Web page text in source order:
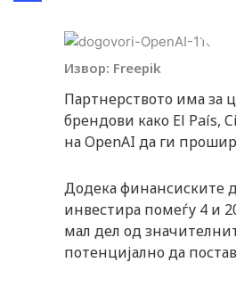
Извор: Freepik
Партнерството има за
брендови како El País,
на OpenAI да ги
Додека финансиските
инвестира помеѓу 4 и
мал дел од
потенцијално да